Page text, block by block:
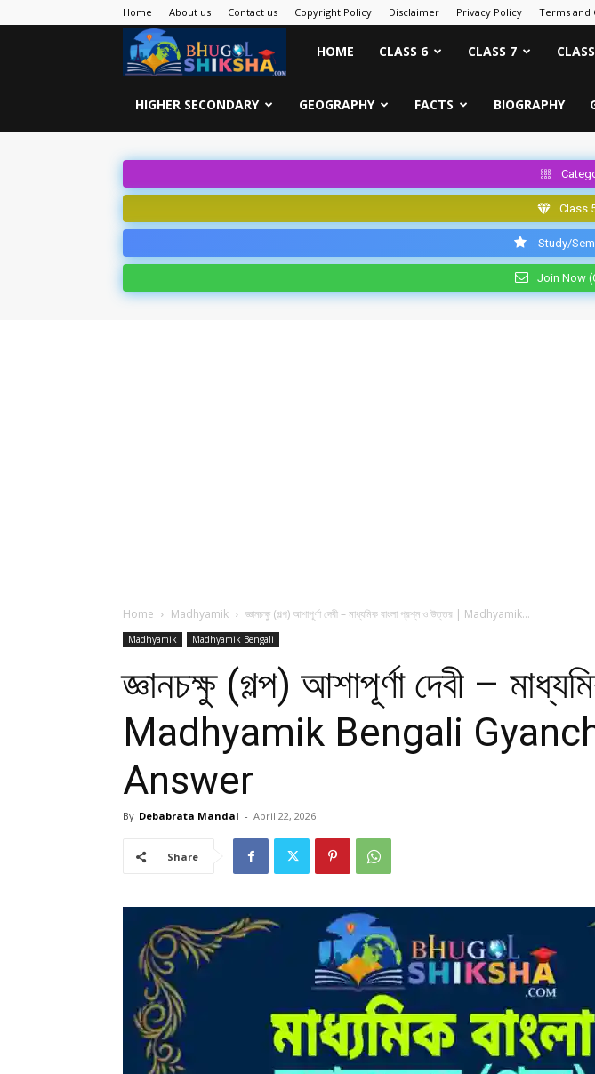
Home About us Contact us Copyright Policy Disclaimer Privacy Policy Terms and
Bhugol
Shiksha
HOME CLASS 6 CLASS 7
HIGHER SECONDARY GEOGRAPHY FACTS BIOGRAPHY
Class
Study/
Join Now
Home Madhyamik জ্ঞানচক্ষু (গল্প) আশাপূর্ণা দেবী – মাধ্যমিক বাংলা প্রশ্ন ও উত্তর | Madhyamik...
Madhyamik Madhyamik Bengali
জ্ঞানচক্ষু (গল্প) আশাপূর্ণা দেবী –
Madhyamik Bengali
Answer
By Debabrata Mandal - April 22, 2026
Share